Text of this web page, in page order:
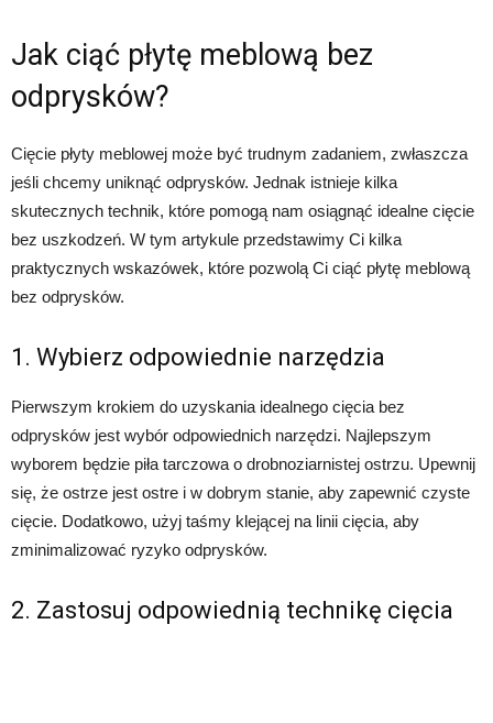
Jak ciąć płytę meblową bez
odprysków?
Cięcie płyty meblowej może być trudnym zadaniem, zwłaszcza
jeśli chcemy uniknąć odprysków. Jednak istnieje kilka
skutecznych technik, które pomogą nam osiągnąć idealne cięcie
bez uszkodzeń. W tym artykule przedstawimy Ci kilka
praktycznych wskazówek, które pozwolą Ci ciąć płytę meblową
bez odprysków.
1. Wybierz odpowiednie narzędzia
Pierwszym krokiem do uzyskania idealnego cięcia bez
odprysków jest wybór odpowiednich narzędzi. Najlepszym
wyborem będzie piła tarczowa o drobnoziarnistej ostrzu. Upewnij
się, że ostrze jest ostre i w dobrym stanie, aby zapewnić czyste
cięcie. Dodatkowo, użyj taśmy klejącej na linii cięcia, aby
zminimalizować ryzyko odprysków.
2. Zastosuj odpowiednią technikę cięcia